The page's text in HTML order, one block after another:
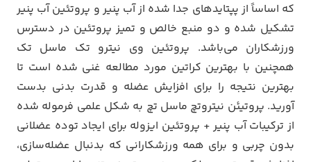
که اساساً از پپتایدهای جدا شده از آب پنیر و پروتئین آب پنیر
تشکیل شده و دو منبع خالص و تمیز پروتئین در دسترس
ورزشکاران می‌باشد. پروتئین وی نیترو تک ماسل تک
همچنین با بهترین کراتین مورد مطالعه غنی شده است تا
بهترین نتیجه را برای افزایش عضله و قدرت بدنی بدست
آورید. پروتیئن نیتروتچ ماسل تچ به شکل علمی فرموله شده
از ترکیبات آب پنیر + پروتئین ایزوله برای ایجاد توده عضلانی
بدون چربی و برای همه ورزشکارانی که بدنبال عضله‌سازی،